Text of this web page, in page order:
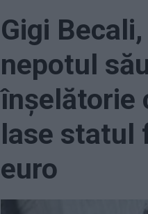
Gigi
nepotul
înșelătorie
lase statul
euro